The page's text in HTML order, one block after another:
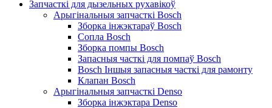
Запчасткі для дызельных рухавікоў
Арыгінальныя запчасткі Bosch
Зборка інжэктараў Bosch
Сопла Bosch
Зборка помпы Bosch
Запасныя часткі для помпаў Bosch
Bosch Іншыя запасныя часткі для рамонту
Клапан Bosch
Арыгінальныя запчасткі Denso
Зборка інжэктара Denso